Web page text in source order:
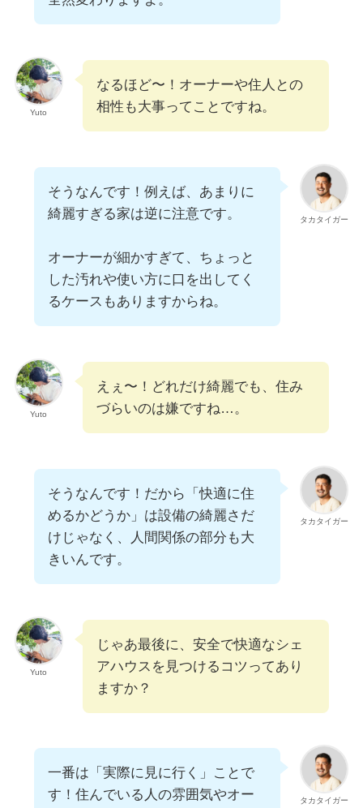
Yuto
なるほど〜！オーナーや住人との
相性も大事ってことですね。
タカタイガー
そうなんです！例えば、あまりに
綺麗すぎる家は逆に注意です。
オーナーが細かすぎて、ちょっと
した汚れや使い方に口を出してく
るケースもありますからね。
Yuto
えぇ〜！どれだけ綺麗でも、住み
づらいのは嫌ですね…。
タカタイガー
そうなんです！だから「快適に住
めるかどうか」は設備の綺麗さだ
けじゃなく、人間関係の部分も大
きいんです。
Yuto
じゃあ最後に、安全で快適なシェ
アハウスを見つけるコツってあり
ますか？
タカタイガー
一番は「実際に見に行く」ことで
す！住んでいる人の雰囲気やオー